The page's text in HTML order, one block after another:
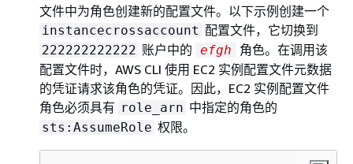
文件中为角色创建新的配置文件。以下示例创建一个
instancecrossaccount 配置文件，它切换到
222222222222 账户中的 efgh
角色。在调用该
配置文件时，AWS CLI 使用 EC2 实例配置文件元数据
的凭证请求该角色的凭证。因此，EC2 实例配置文件
角色必须具有 role_arn 中指定的角色的
sts:AssumeRole 权限。